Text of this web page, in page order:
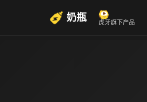
奶瓶 虎牙旗下产品